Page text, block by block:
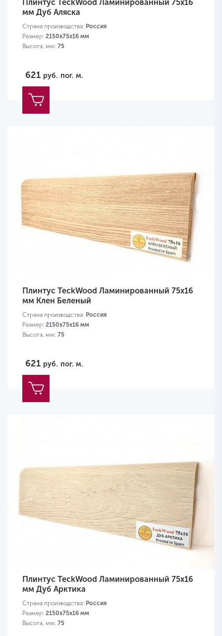
Плинтус TeckWood Ламинированный 75х16
мм Дуб Аляска
Страна производства: Россия
Размер: 2150х75х16 мм
Высота, мм: 75
621 руб. пог. м.
Плинтус TeckWood Ламинированный 75х16
мм Клен Беленый
Страна производства: Россия
Размер: 2150х75х16 мм
Высота, мм: 75
621 руб. пог. м.
Плинтус TeckWood Ламинированный 75х16
мм Дуб Арктика
Страна производства: Россия
Размер: 2150х75х16 мм
Высота, мм: 75